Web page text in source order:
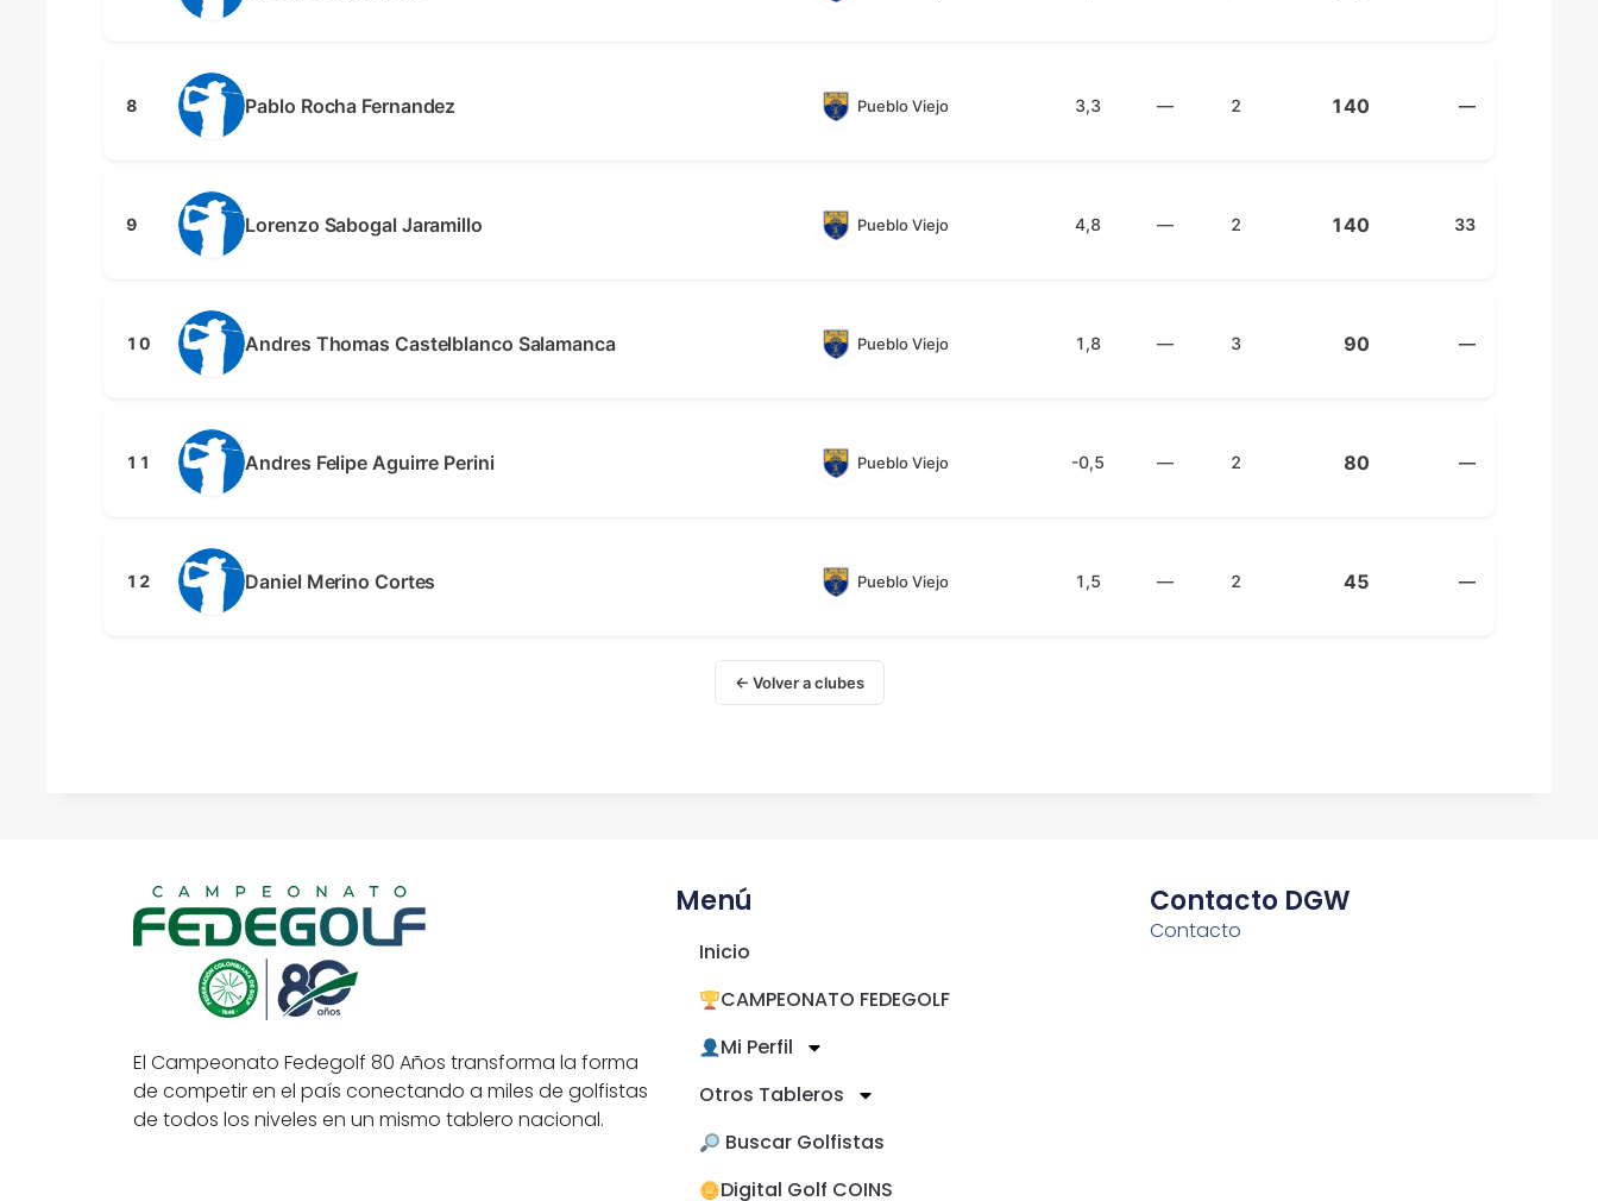
8 Pablo Rocha Fernandez Pueblo Viejo 3,3 — 2 140 —
9 Lorenzo Sabogal Jaramillo Pueblo Viejo 4,8 — 2 140 33
10 Andres Thomas Castelblanco Salamanca Pueblo Viejo 1,8 — 3 90 —
11 Andres Felipe Aguirre Perini Pueblo Viejo -0,5 — 2 80 —
12 Daniel Merino Cortes Pueblo Viejo 1,5 — 2 45 —
← Volver a clubes
El Campeonato Fedegolf 80 Años transforma la forma
de competir en el país conectando a miles de golfistas
de todos los niveles en un mismo tablero nacional.
Menú
Inicio
CAMPEONATO FEDEGOLF
Mi Perfil
Otros Tableros
​ Buscar Golfistas
Digital Golf COINS
Contacto DGW
Contacto